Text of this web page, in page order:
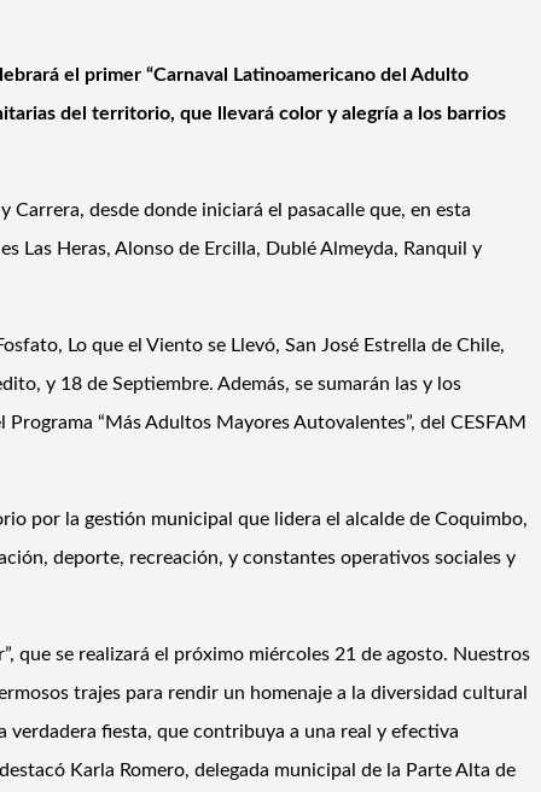
el primer “Carnaval Latinoamericano del Adulto
del territorio, que llevará color y alegría a los barrios
Carrera, desde donde iniciará el pasacalle que, en esta
Las Heras, Alonso de Ercilla, Dublé Almeyda, Ranquil y
Lo que el Viento se Llevó, San José Estrella de Chile,
y 18 de Septiembre. Además, se sumarán las y los
“Más Adultos Mayores Autovalentes”, del CESFAM
por la gestión municipal que lidera el alcalde de Coquimbo,
deporte, recreación, y constantes operativos sociales y
que se realizará el próximo miércoles 21 de agosto. Nuestros
trajes para rendir un homenaje a la diversidad cultural
fiesta, que contribuya a una real y efectiva
Karla Romero, delegada municipal de la Parte Alta de